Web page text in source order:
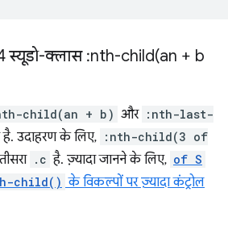
स्यूडो-क्लास :nth-child(an + b
child(an + b) और :nth-last-
है. उदाहरण के लिए, :nth-child(3 of
.c है. ज़्यादा जानने के लिए, of S
child() के विकल्पों पर ज़्यादा कंट्रोल